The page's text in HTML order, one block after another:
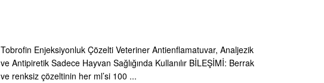
Tobrofin Enjeksiyonluk Çözelti Veteriner Antienflamatuvar, Analjezik
ve Antipiretik Sadece Hayvan Sağlığında Kullanılır BİLEŞİMİ: Berrak
ve renksiz çözeltinin her ml’si 100 ...